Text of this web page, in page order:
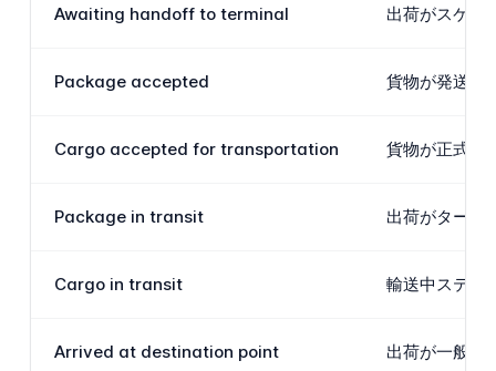
Awaiting handoff to terminal 出荷がスケジ
Package accepted 貨物が発送タ
Cargo accepted for transportation 貨物が正式に
Package in transit 出荷がターミ
Cargo in transit 輸送中ステー
Arrived at destination point 出荷が一般的